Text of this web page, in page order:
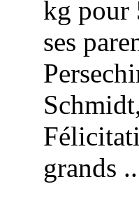
kg pour
ses
grands